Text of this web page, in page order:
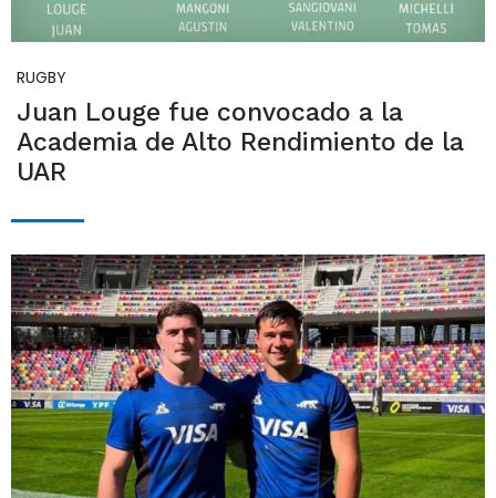
RUGBY
Juan Louge fue convocado a la
Academia de Alto Rendimiento de la
UAR